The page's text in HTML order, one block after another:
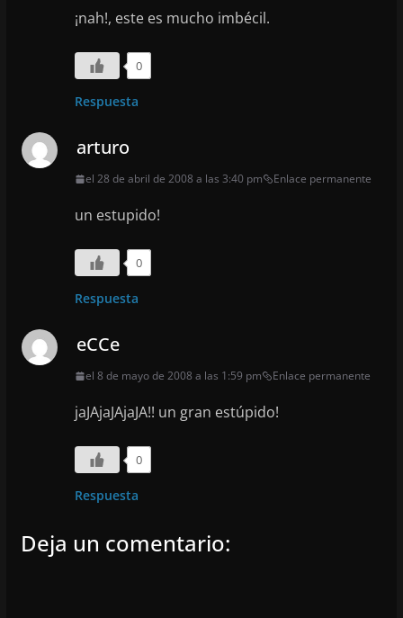
¡nah!, este es mucho imbécil.
0
Respuesta
arturo
el 28 de abril de 2008 a las 3:40 pm Enlace permanente
un estupido!
0
Respuesta
eCCe
el 8 de mayo de 2008 a las 1:59 pm Enlace permanente
jaJAjaJAjaJA!! un gran estúpido!
0
Respuesta
Deja un comentario: